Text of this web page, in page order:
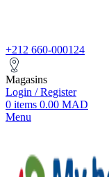
+212 660-000124
Magasins
Login / Register
0 items 0.00 MAD
Menu